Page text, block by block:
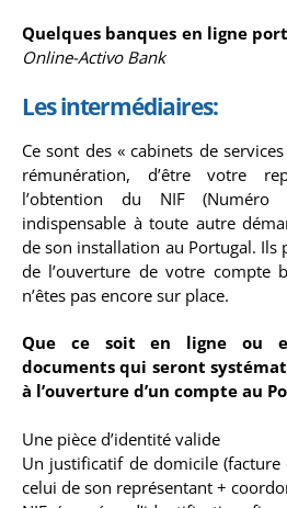
Quelques banques en ligne
Online-Activo Bank
Les intermédiaires:
Ce sont des « cabinets de
rémunération, d’être votre
l’obtention du NIF (Numéro
indispensable à toute autre
de son installation au Portugal. Ils
de l’ouverture de votre compte
n’êtes pas encore sur place.
Que ce soit en ligne ou
documents qui seront
à l’ouverture d’un compte au
Une pièce d’identité valide
Un justificatif de domicile
celui de son représentant +